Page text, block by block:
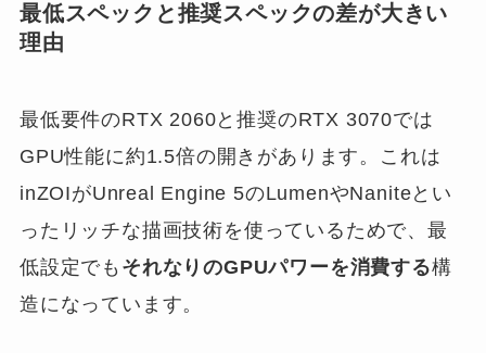
最低スペックと推奨スペックの差が大きい
理由
最低要件のRTX 2060と推奨のRTX 3070では
GPU性能に約1.5倍の開きがあります。これは
inZOIがUnreal Engine 5のLumenやNaniteとい
ったリッチな描画技術を使っているためで、最
低設定でも それなりのGPUパワーを消費する構
造になっています。